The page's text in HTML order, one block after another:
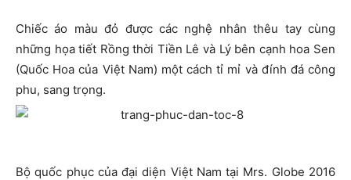
Chiếc áo màu đỏ được các nghệ nhân thêu tay cùng
những họa tiết Rồng thời Tiền Lê và Lý bên cạnh hoa Sen
(Quốc Hoa của Việt Nam) một cách tỉ mỉ và đính đá công
phu, sang trọng.
Bộ quốc phục của đại diện Việt Nam tại Mrs. Globe 2016